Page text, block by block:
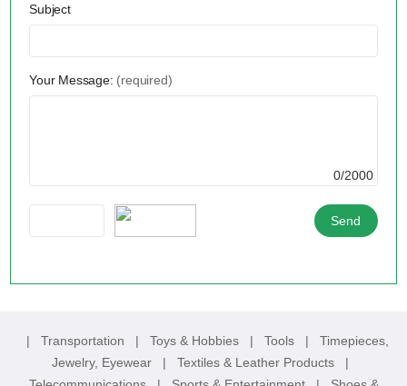
Subject
Your Message: (required)
0/2000
| Transportation | Toys & Hobbies | Tools | Timepieces,
Jewelry, Eyewear
| Textiles & Leather Products
|